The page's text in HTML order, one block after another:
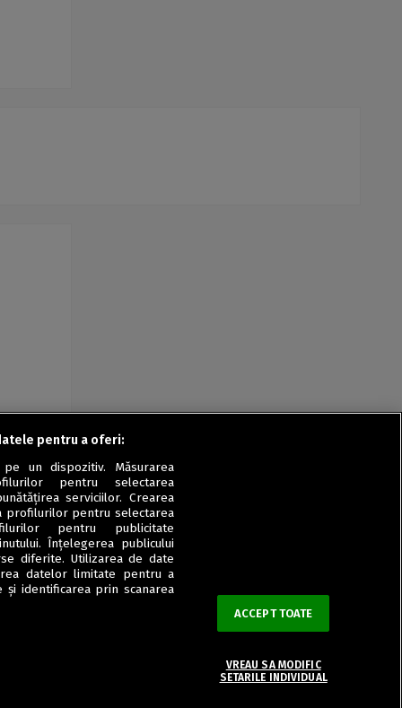
pentru a oferi:
un dispozitiv. Măsurarea
pentru selectarea
serviciilor. Crearea
profilurilor pentru selectarea
pentru publicitate
Înțelegerea publicului
diferite. Utilizarea de date
datelor limitate pentru a
și identificarea prin scanarea
ACCEPT TOATE
VREAU SA MODIFIC
SETARILE INDIVIDUAL